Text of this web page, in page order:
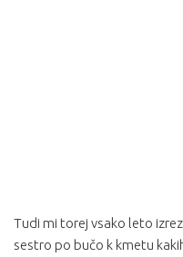
Tudi mi torej vsako leto
sestro po bučo k kmetu